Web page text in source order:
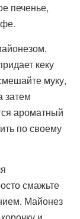
печенье,
кеку
муку,
затем
ароматный
по своему
смажьте
Майонез